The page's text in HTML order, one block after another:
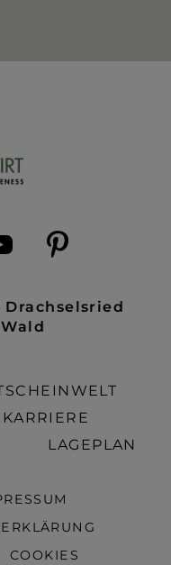
KARRIERE
LAGEPLAN
COOKIES